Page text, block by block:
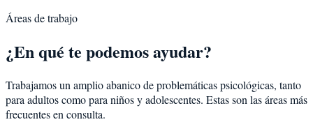
Áreas de trabajo
¿En qué te podemos ayudar?
Trabajamos un amplio abanico de problemáticas psicológicas, tanto
para adultos como para niños y adolescentes. Estas son las áreas más
frecuentes en consulta.